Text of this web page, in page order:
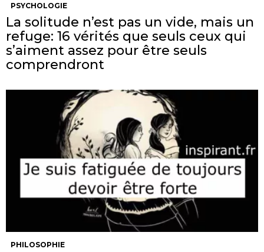
PSYCHOLOGIE
La solitude n’est pas un vide, mais un
refuge: 16 vérités que seuls ceux qui
s’aiment assez pour être seuls
comprendront
PHILOSOPHIE